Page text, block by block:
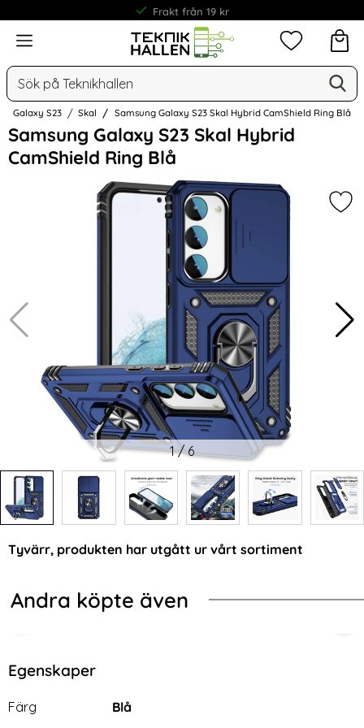
Frakt från 19 kr
Meny
Sök
Mina
Galaxy S23 Skal Samsung Galaxy S23 Skal Hybrid CamShield Ring Blå
Samsung Galaxy S23 Skal Hybrid
CamShield Ring Blå
Hoppa
över
Bilder
1/6
Tyvärr, produkten har utgått ur vårt sortiment
Andra köpte även
MagPeak Matt Deep Blue
17 MagSafe Skal Transparent - Premium
Egenskaper
Egenskaper/attribut för denna produkt
Attribut
Färg
Blå